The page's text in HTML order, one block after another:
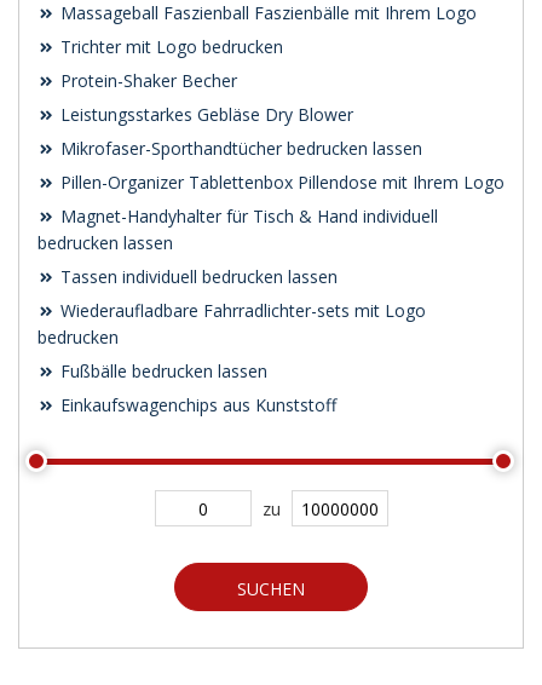
Massageball Faszienball Faszienbälle mit Ihrem Logo
Trichter mit Logo bedrucken
Protein-Shaker Becher
Leistungsstarkes Gebläse Dry Blower
Mikrofaser-Sporthandtücher bedrucken lassen
Pillen-Organizer Tablettenbox Pillendose mit Ihrem Logo
Magnet-Handyhalter für Tisch & Hand individuell
bedrucken lassen
Tassen individuell bedrucken lassen
Wiederaufladbare Fahrradlichter-sets mit Logo
bedrucken
Fußbälle bedrucken lassen
Einkaufswagenchips aus Kunststoff
zu
SUCHEN